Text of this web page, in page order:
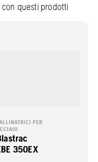
questi prodotti
PER
350EX